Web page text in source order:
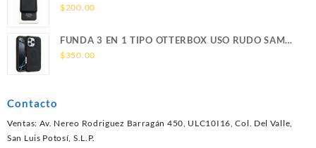
LEATHER WALLET MAGSAFE
$200.00
FUNDA 3 EN 1 TIPO OTTERBOX USO RUDO SAM
S26 ULTRA SAMSUNG S26 ULTRA
$350.00
Contacto
Ventas: Av. Nereo Rodriguez Barragán 450, ULC10I16, Col. Del Valle,
San Luis Potosí, S.L.P.